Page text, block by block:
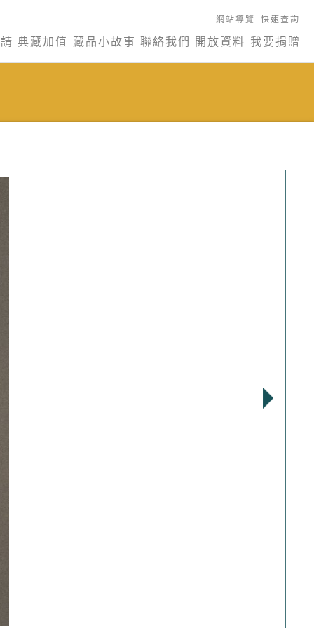
網站導覽 快速查詢
典藏加值 藏品小故事 聯絡我們 開放資料 我要捐贈